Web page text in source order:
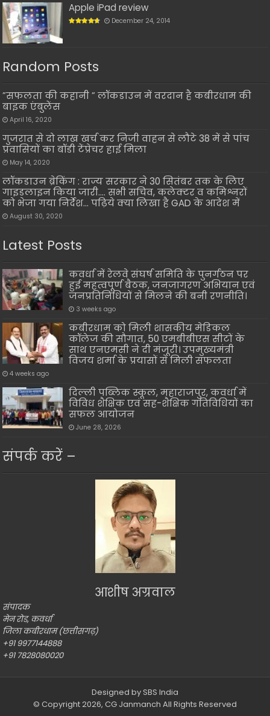
Apple iPad review
December 24, 2014
Random Posts
”सफलता की कहानी ” लॉकडाउन में वरदान है कबीरधाम की
बाइक एंबुलेंस
April 16, 2020
गुजरात से दो लाख खर्च कर निजी वाहन से लौटे 38 में से पांच
प्रवासियों का बॉडी टेंप्रेचर हाई मिला
May 14, 2020
लॉकडाउन ब्रेकिंग : राज्य सरकार ने 30 सितंबर तक के लिए
गाइडलाइन किया जारी…. सभी सचिव, कलेक्टर व कमिश्नरों
को भेजा गया निर्देश… पढ़िये क्या लिखा है GAD के आदेश में
August 30, 2020
Latest Posts
कवर्धा में रेलवे संघर्ष समिति के पुनर्गठन पर
हुई महत्वपूर्ण बैठक, जनजागरण अभियान एवं
जनप्रतिनिधियों से मिलने की बनी रणनीति।
3 weeks ago
कबीरधाम को मिली शासकीय मेडिकल
कॉलेज की सौगात, 50 एमबीबीएस सीटों के
साथ एनएमसी ने दी मंजूरी। उपमुख्यमंत्री
विजय शर्मा के प्रयासों से मिली सफलता
4 weeks ago
दिल्ली पब्लिक स्कूल, महाराजपुर, कवर्धा में
विविध शैक्षिक एवं सह-शैक्षिक गतिविधियों का
सफल आयोजन
June 28, 2026
संपर्क करें –
आशीष अग्रवाल
संपादक
मेन रोड, कवर्धा
जिला कबीरधाम (छत्तीसगढ़)
+91 9977144888
+91 7828080020
Designed by SBS India
© Copyright 2026, CG Janmanch All Rights Reserved